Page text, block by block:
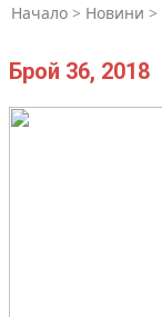
Начало > Новини >
Брой 36, 2018